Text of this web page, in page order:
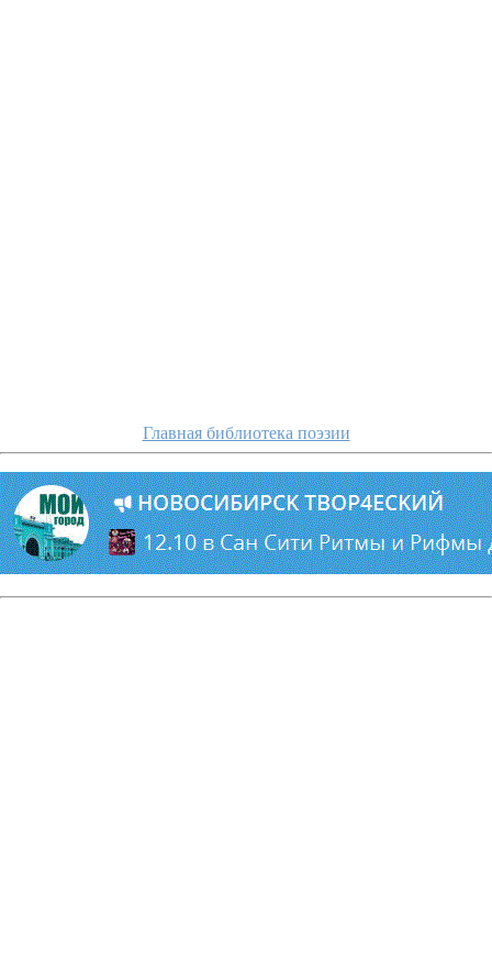
Главная библиотека поэзии